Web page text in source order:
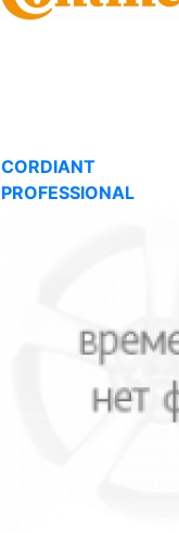
CORDIANT
PROFESSIONAL